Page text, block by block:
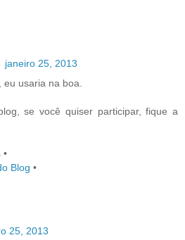
janeiro 25, 2013
eu usaria na boa.
se você quiser participar, fique a
•
Blog •
25, 2013